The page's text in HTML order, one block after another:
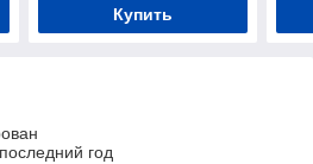
Купить
год